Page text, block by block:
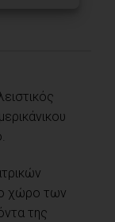
χώρο των
της